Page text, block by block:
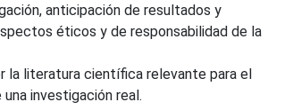
anticipación de resultados y
éticos y de responsabilidad de la
la literatura científica relevante para el
investigación real.